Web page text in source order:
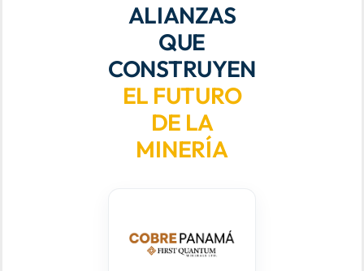
ALIANZAS
QUE
CONSTRUYEN
EL FUTURO
DE LA
MINERÍA